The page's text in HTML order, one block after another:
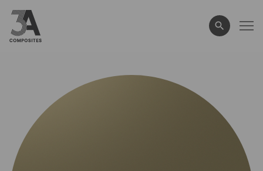
wyszukiwane
hasło